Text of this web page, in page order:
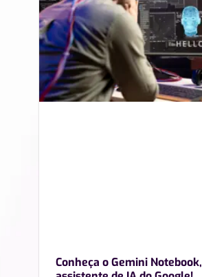
Conheça o Gemini Notebook,